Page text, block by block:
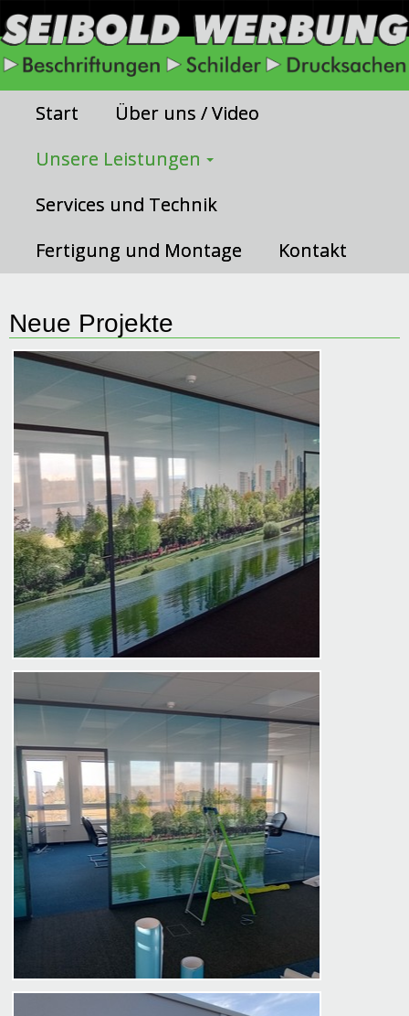
Start
Über uns / Video
Unsere Leistungen
Services und Technik
Fertigung und Montage
Kontakt
Neue Projekte